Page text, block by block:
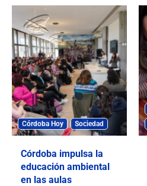
Córdoba Hoy Sociedad
Córdoba impulsa la
educación ambiental
en las aulas